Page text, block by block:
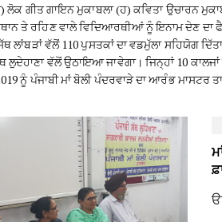
ਲੋਕ ਗੀਤ ਗਾਇਨ ਮੁਕਾਬਲਾ (ਹ) ਕਵਿਤਾ ਉਚਾਰਨ
ਤੇ ਰਹਿਣ ਵਾਲੇ ਵਿਦਿਆਰਥੀਆਂ ਨੂੰ ਇਨਾਮ ਦੇਣ
ਲਾਂਬੜਾਂ ਵੱਲੋਂ 110 ਪੁਸਤਕਾਂ ਦਾ ਵਡਮੁੱਲਾ ਸਹਿਯੋਗ
ਲੁਦੇਹਾਣਾ ਵੱਲੋਂ ਉਠਾਇਆ ਜਾਵੇਗਾ। ਜਿਨ੍ਹਾਂ 10
ਨੂੰ ਪੰਜਾਬੀ ਮਾਂ ਬੋਲੀ ਪੰਦਰਵਾੜੇ ਦਾ ਆਰੰਭ